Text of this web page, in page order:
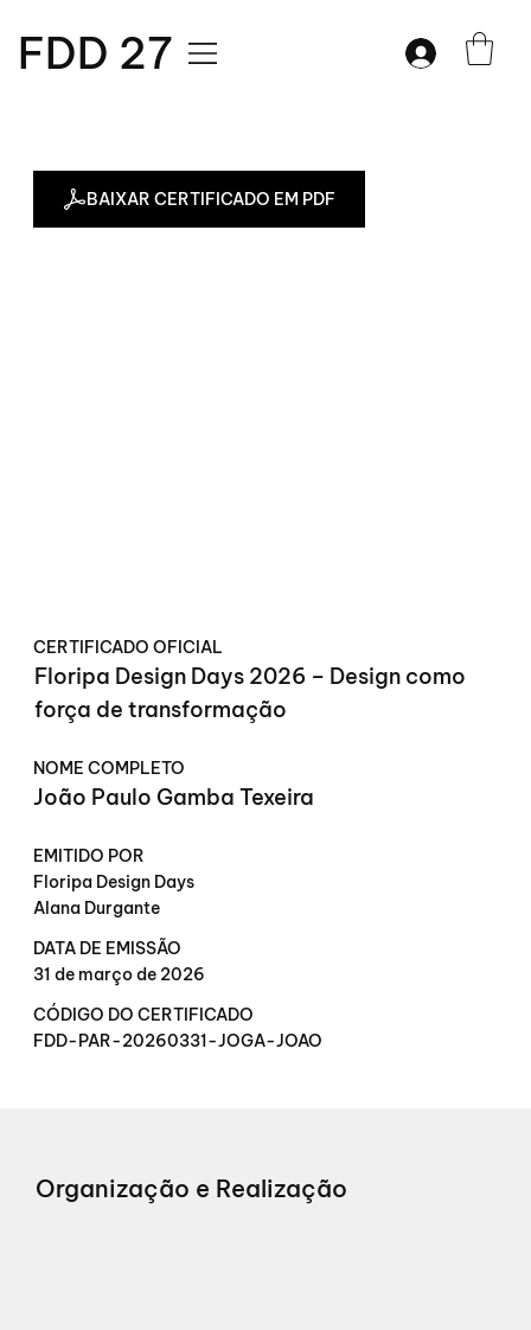
FDD 27
BAIXAR CERTIFICADO EM PDF
CERTIFICADO OFICIAL
Floripa Design Days 2026 – Design como
força de transformação
NOME COMPLETO
João Paulo Gamba Texeira
DATA DE EMISSÃO
31 de março de 2026
EMITIDO POR
Floripa Design Days
Alana Durgante
CÓDIGO DO CERTIFICADO
FDD-PAR-20260331-JOGA-JOAO
Organização e Realização